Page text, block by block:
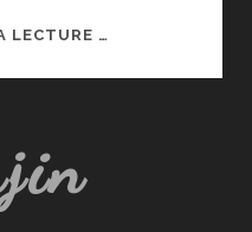
LECTURE …